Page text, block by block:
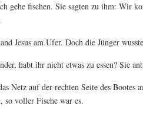
gehe fischen. Sie sagten zu ihm: Wir
Jesus am Ufer. Doch die Jünger
habt ihr nicht etwas zu essen? Sie
Netz auf der rechten Seite des Bootes
so voller Fische war es.